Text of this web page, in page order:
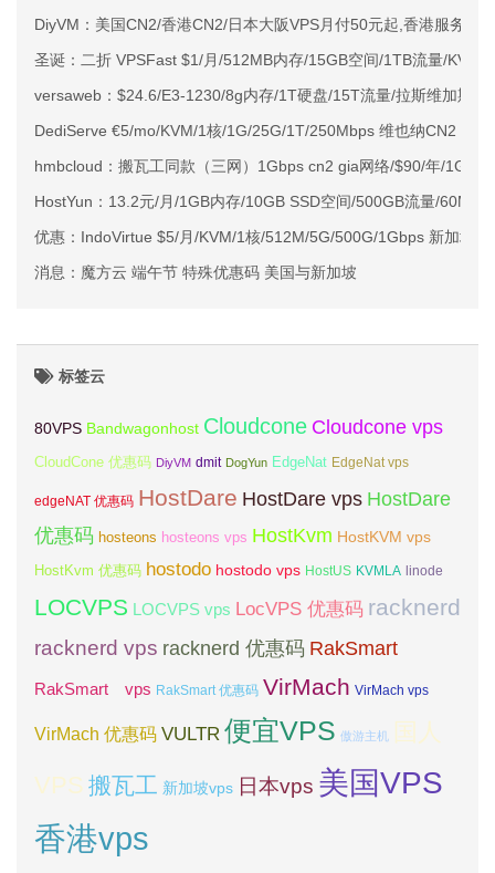
DiyVM：美国CN2/香港CN2/日本大阪VPS月付50元起,香港服务器
圣诞：二折 VPSFast $1/月/512MB内存/15GB空间/1TB流量/KVM/
versaweb：$24.6/E3-1230/8g内存/1T硬盘/15T流量/拉斯维加斯
DediServe €5/mo/KVM/1核/1G/25G/1T/250Mbps 维也纳CN2
hmbcloud：搬瓦工同款（三网）1Gbps cn2 gia网络/$90/年/1G内
HostYun：13.2元/月/1GB内存/10GB SSD空间/500GB流量/
优惠：IndoVirtue $5/月/KVM/1核/512M/5G/500G/1Gbps 新加坡
消息：魔方云 端午节 特殊优惠码 美国与新加坡
标签云
80VPS Bandwagonhost Cloudcone Cloudcone vps
CloudCone 优惠码 DiyVM dmit DogYun EdgeNat EdgeNat vps
edgeNAT 优惠码 HostDare HostDare vps HostDare
优惠码 hosteons hosteons vps HostKvm HostKVM vps
HostKvm 优惠码 hostodo hostodo vps HostUS KVMLA linode
LOCVPS LOCVPS vps LocVPS 优惠码 racknerd
racknerd vps racknerd 优惠码 RakSmart
RakSmart vps RakSmart 优惠码 VirMach VirMach vps
VirMach 优惠码 VULTR 便宜VPS 傲游主机
国人
VPS 搬瓦工 新加坡vps 日本vps 美国VPS
香港vps